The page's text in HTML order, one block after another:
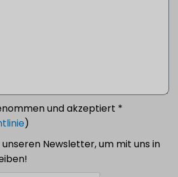
und akzeptiert *
)
Newsletter, um mit uns in